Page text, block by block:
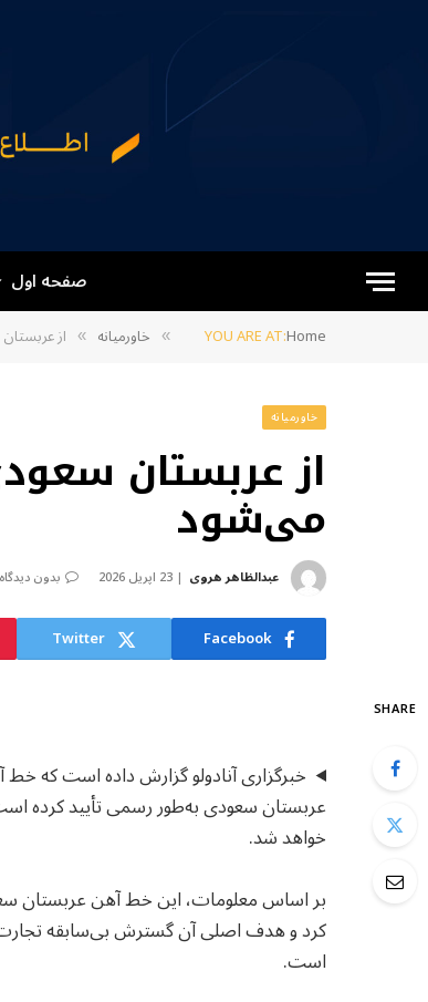
صفحه اول
YOU ARE AT:Home
» خاورمیانه » از
خاورمیانه
از عربستان
می‌شود
عبدالظاهر هروی 23 اپریل 2026 بدون دیدگاه
Facebook
Twitter
SHARE
خبرگزاری آنادولو گزارش داده است که
عربستان سعودی به‌طور رسمی تأیید کرده
خواهد شد.
بر اساس معلومات، این خط آهن عربستان
کرد و هدف اصلی آن گسترش بی‌سابقه
است.